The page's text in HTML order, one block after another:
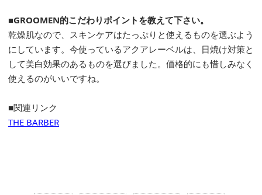
■GROOMEN的こだわりポイントを教えて下さい。
乾燥肌なので、スキンケアはたっぷりと使えるものを選ぶよう
にしています。今使っているアクアレーベルは、日焼け対策と
して美白効果のあるものを選びました。価格的にも惜しみなく
使えるのがいいですね。
■関連リンク
THE BARBER